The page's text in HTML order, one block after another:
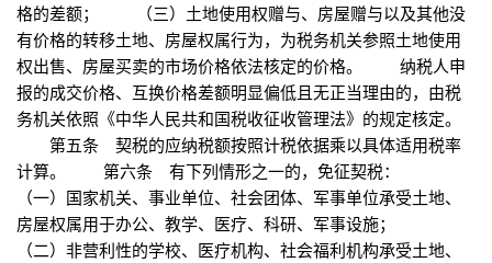
格的差额； （三）土地使用权赠与、房屋赠与以及其他没
有价格的转移土地、房屋权属行为，为税务机关参照土地使用
权出售、房屋买卖的市场价格依法核定的价格。 纳税人申
报的成交价格、互换价格差额明显偏低且无正当理由的，由税
务机关依照《中华人民共和国税收征收管理法》的规定核定。
第五条 契税的应纳税额按照计税依据乘以具体适用税率
计算。 第六条 有下列情形之一的，免征契税：
（一）国家机关、事业单位、社会团体、军事单位承受土地、
房屋权属用于办公、教学、医疗、科研、军事设施；
（二）非营利性的学校、医疗机构、社会福利机构承受土地、